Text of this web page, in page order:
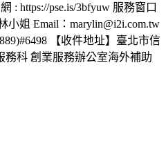
: https://pse.is/3bfyuw 服務窗口
姐 Email：marylin@i2i.com.tw
【收件地址】臺北市信
務科 創業服務辦公室海外補助